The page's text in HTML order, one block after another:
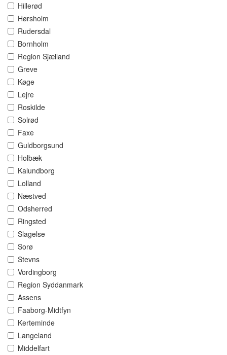
Hillerød
Hørsholm
Rudersdal
Bornholm
Region Sjælland
Greve
Køge
Lejre
Roskilde
Solrød
Faxe
Guldborgsund
Holbæk
Kalundborg
Lolland
Næstved
Odsherred
Ringsted
Slagelse
Sorø
Stevns
Vordingborg
Region Syddanmark
Assens
Faaborg-Midtfyn
Kerteminde
Langeland
Middelfart